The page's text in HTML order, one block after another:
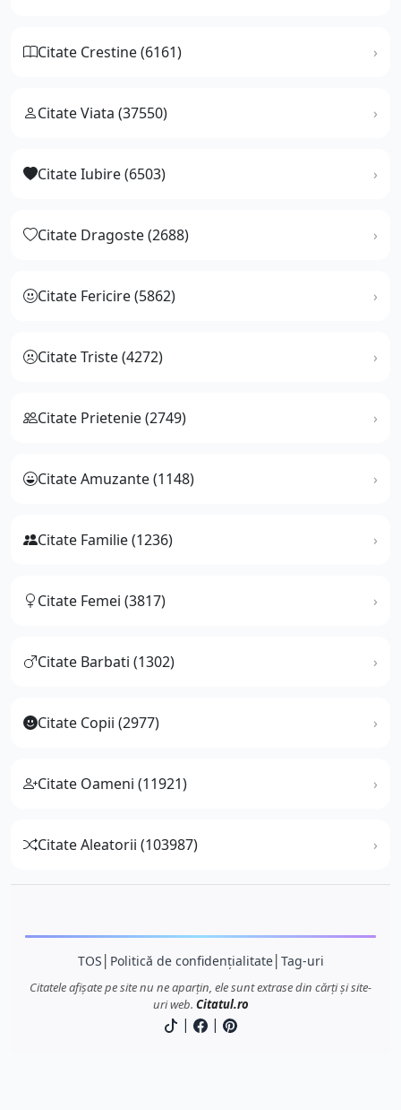
Citate Crestine (6161)
Citate Viata (37550)
Citate Iubire (6503)
Citate Dragoste (2688)
Citate Fericire (5862)
Citate Triste (4272)
Citate Prietenie (2749)
Citate Amuzante (1148)
Citate Familie (1236)
Citate Femei (3817)
Citate Barbati (1302)
Citate Copii (2977)
Citate Oameni (11921)
Citate Aleatorii (103987)
TOS Politică de confidențialitate│ Tag-uri
Citatele afișate pe site nu ne aparțin, ele sunt extrase din cărți și site-
uri web. Citatul.ro
| |